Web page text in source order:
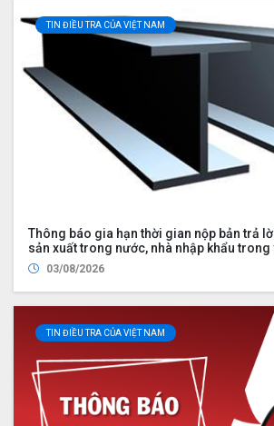
TIN ĐIỀU TRA CỦA VIỆT NAM
Thông báo gia hạn thời gian nộp bản trả
sản xuất trong nước, nhà nhập khẩu trong
soát cuối kỳ việc áp dụng biện pháp
với một số sản phẩm thép hình chữ H có
nhân dân Trung Hoa (Mã vụ việc:
03/08/2026
TIN ĐIỀU TRA CỦA VIỆT NAM